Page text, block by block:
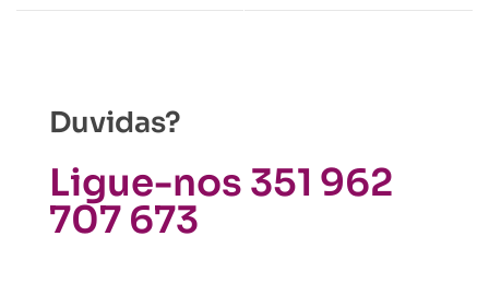
Duvidas?
Ligue-nos 351 962
707 673